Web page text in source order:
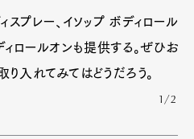
プレー、イソップ ボディロール
ロールオンも提供する。ぜひお
入れてみてはどうだろう。
1/2